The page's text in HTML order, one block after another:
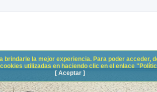
brindarle la mejor experiencia. Para poder acceder,
utilizadas en haciendo clic en el enlace
[ Aceptar ]